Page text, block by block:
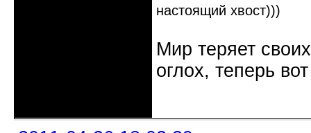
настоящий хвост)))
Мир теряет
оглох, теперь